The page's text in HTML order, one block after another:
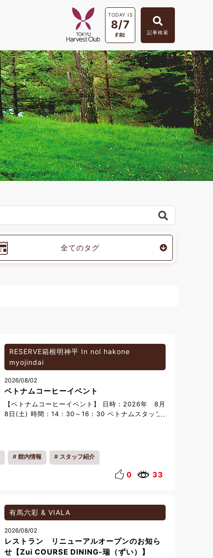
TODAY IS
8/7
FRI 記事検索
全てのタグ
RESERVE箱根明神平 In nol hakone
myojindai
2026/08/02
ベトナムコーヒーイベント
【ベトナムコーヒーイベント】 日時：2026年 8月
8日(土) 時間：14：30～16：30 ベトナムスタッフ
館内情報 スタッフ紹介
0 33
有馬六彩 & VIALA
2026/08/02
レストラン リニューアルオープンのお知ら
せ【Zui COURSE DINING-瑞（ずい）】